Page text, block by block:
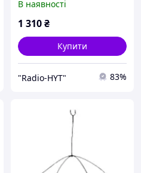
DP4400/4600/4800 (15м)
В наявності
1 310₴
Купити
"Radio-HYT" 83%